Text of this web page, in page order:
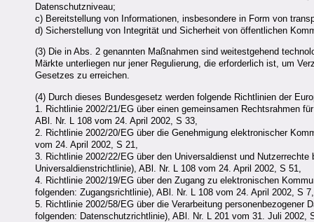
Datenschutzniveau;
c) Bereitstellung von Informationen, insbesondere in Form von
d) Sicherstellung von Integrität und Sicherheit von öffentlichen
(3) Die in Abs. 2 genannten Maßnahmen sind weitestgehend
Märkte unterliegen nur jener Regulierung, die erforderlich ist, um
Gesetzes zu erreichen.
(4) Durch dieses Bundesgesetz werden folgende Richtlinien der
1. Richtlinie 2002/21/EG über einen gemeinsamen Rechtsrahmen
ABl. Nr. L 108 vom 24. April 2002, S 33,
2. Richtlinie 2002/20/EG über die Genehmigung elektronischer
vom 24. April 2002, S 21,
3. Richtlinie 2002/22/EG über den Universaldienst und
Universaldienstrichtlinie), ABl. Nr. L 108 vom 24. April 2002, S 51,
4. Richtlinie 2002/19/EG über den Zugang zu elektronischen
folgenden: Zugangsrichtlinie), ABl. Nr. L 108 vom 24. April 2002, S
5. Richtlinie 2002/58/EG über die Verarbeitung
folgenden: Datenschutzrichtlinie), ABl. Nr. L 201 vom 31. Juli 2002,